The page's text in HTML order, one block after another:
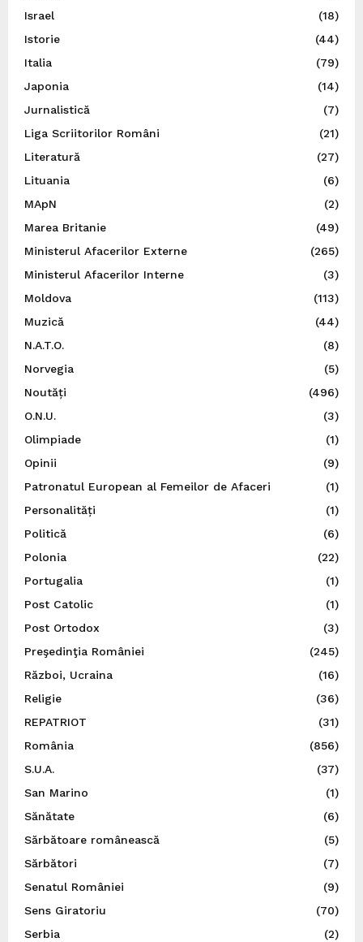
Israel
(18)
Istorie
(44)
Italia
(79)
Japonia
(14)
Jurnalistică
(7)
Liga Scriitorilor Români
(21)
Literatură
(27)
Lituania
(6)
MApN
(2)
Marea Britanie
(49)
Ministerul Afacerilor Externe
(265)
Ministerul Afacerilor Interne
(3)
Moldova
(113)
Muzică
(44)
N.A.T.O.
(8)
Norvegia
(5)
Noutăți
(496)
O.N.U.
(3)
Olimpiade
(1)
Opinii
(9)
Patronatul European al Femeilor de Afaceri
(1)
Personalități
(1)
Politică
(6)
Polonia
(22)
Portugalia
(1)
Post Catolic
(1)
Post Ortodox
(3)
Preşedinţia României
(245)
Război, Ucraina
(16)
Religie
(36)
REPATRIOT
(31)
România
(856)
S.U.A.
(37)
San Marino
(1)
Sănătate
(6)
Sărbătoare românească
(5)
Sărbători
(7)
Senatul României
(9)
Sens Giratoriu
(70)
Serbia
(2)